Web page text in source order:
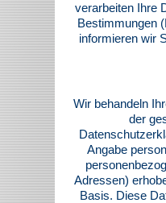
verarbeiten Ihre
Bestimmungen
informieren wir
Wir behandeln
der
Angabe
Adressen)
Basis. Diese